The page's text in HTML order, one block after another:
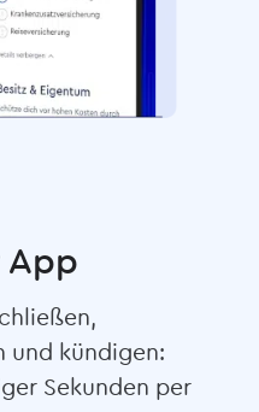
App
und kündigen:
Sekunden per